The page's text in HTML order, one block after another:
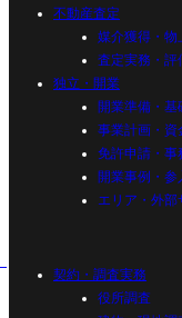
不動産査定
媒介獲得・物
査定実務・評
独立・開業
開業準備・基
事業計画・資
免許申請・事
開業事例・参
エリア・外部
契約・調査実務
役所調査